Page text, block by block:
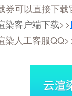
以直接下载
染客户端下载>>
染人工客服